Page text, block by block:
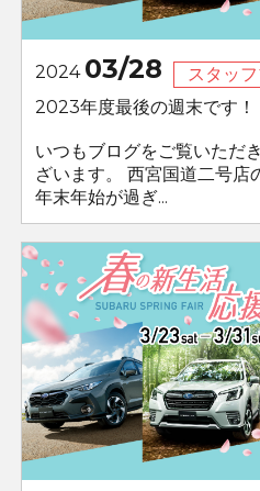
2024 03/28
スタッ
2023年度最後の週末です！
いつもブログをご覧いただ
ざいます。 西宮国道二号店
年末年始が過ぎ...